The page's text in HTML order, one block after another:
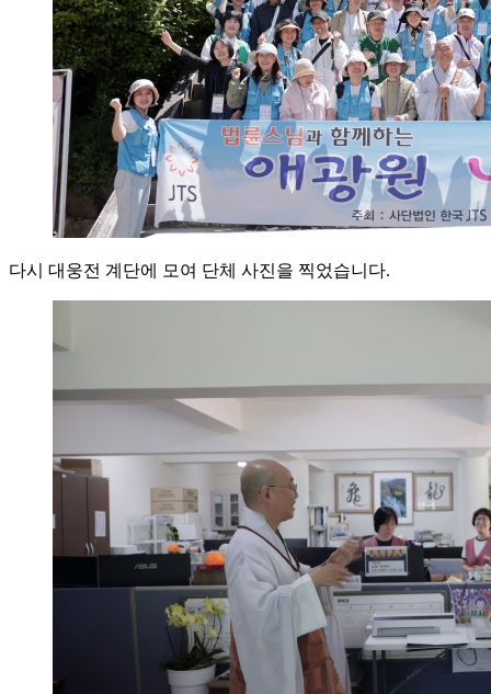
다시 대웅전 계단에 모여 단체 사진을 찍었습니다.